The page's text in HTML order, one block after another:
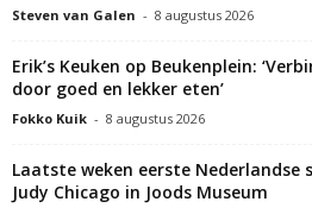
Steven van Galen - 8 augustus 2026
Erik’s Keuken op Beukenplein:
door goed en lekker eten’
Fokko Kuik - 8 augustus 2026
Laatste weken eerste
Judy Chicago in Joods Museum